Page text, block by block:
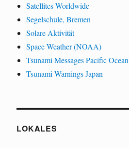
Satellites Worldwide
Segelschule, Bremen
Solare Aktivität
Space Weather (NOAA)
Tsunami Messages Pacific Ocean
Tsunami Warnings Japan
LOKALES